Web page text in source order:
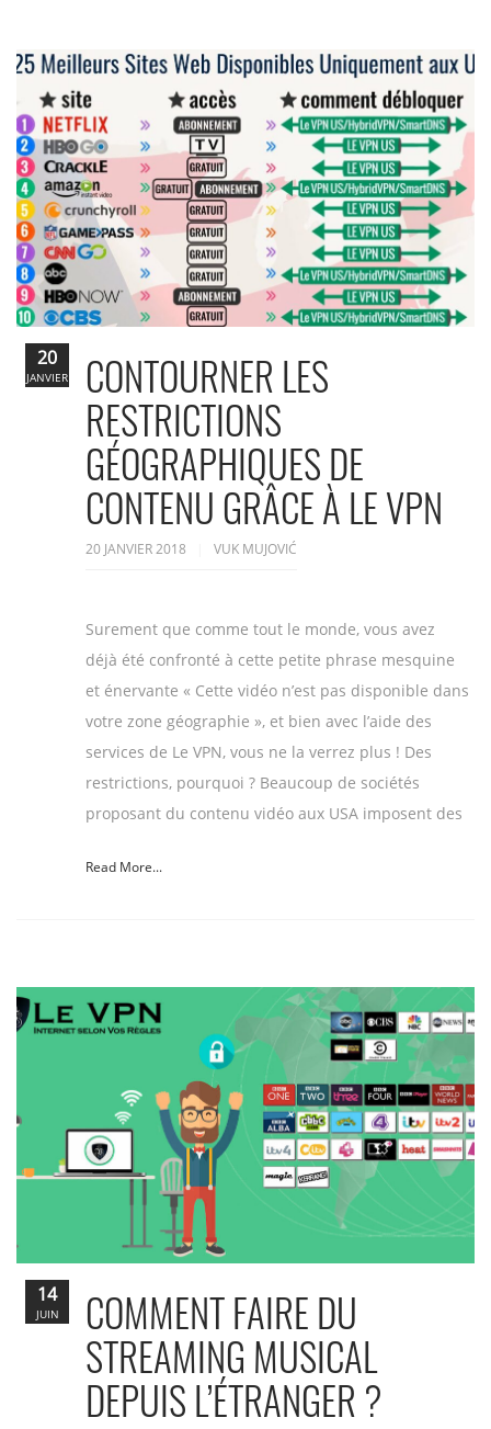
CONTOURNER LES
RESTRICTIONS
GÉOGRAPHIQUES DE
CONTENU GRÂCE À LE VPN
20 JANVIER 2018 VUK MUJOVIĆ
Surement que comme tout le monde, vous avez
déjà été confronté à cette petite phrase mesquine
et énervante « Cette vidéo n’est pas disponible dans
votre zone géographie », et bien avec l’aide des
services de Le VPN, vous ne la verrez plus ! Des
restrictions, pourquoi ? Beaucoup de sociétés
proposant du contenu vidéo aux USA imposent des
Read More...
20
JANVIER
COMMENT FAIRE DU
STREAMING MUSICAL
DEPUIS L’ÉTRANGER ?
14
JUIN